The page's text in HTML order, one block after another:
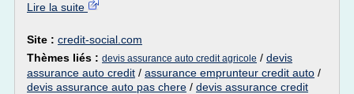
Lire la suite
Site : credit-social.com
Thèmes liés : devis assurance auto credit agricole / devis
assurance auto credit / assurance emprunteur credit auto /
devis assurance auto pas chere / devis assurance credit